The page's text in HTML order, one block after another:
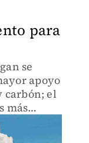
para
se
apoyo
carbón; el
más
mil